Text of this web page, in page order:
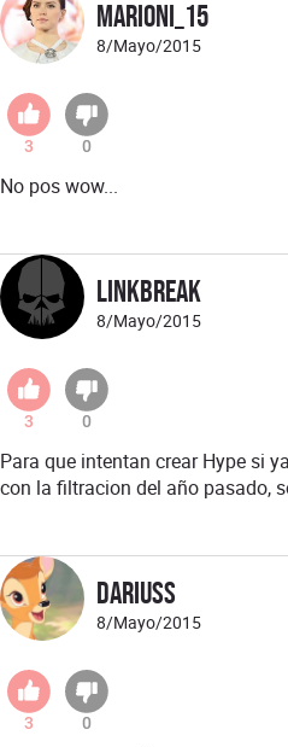
Marioni_15
8/Mayo/2015
3 0
No pos wow...
LiNkBrEak
8/Mayo/2015
3 0
Para que intentan crear Hype si
con la filtracion del año pasado,
Dariuss
8/Mayo/2015
3 0